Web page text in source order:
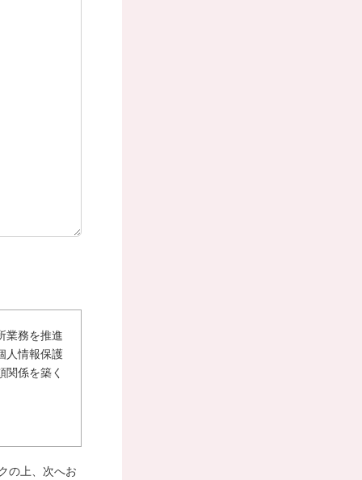
業務を推進
人情報保護
係を築く
の上、次へお